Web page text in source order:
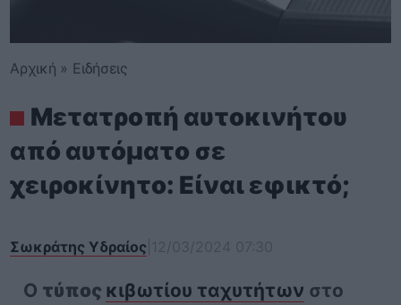
Αρχική » Ειδήσεις
Μετατροπή αυτοκινήτου
από αυτόματο σε
χειροκίνητο: Είναι εφικτό;
Σωκράτης Υδραίος
Ο τύπος κιβωτίου ταχυτήτων στο